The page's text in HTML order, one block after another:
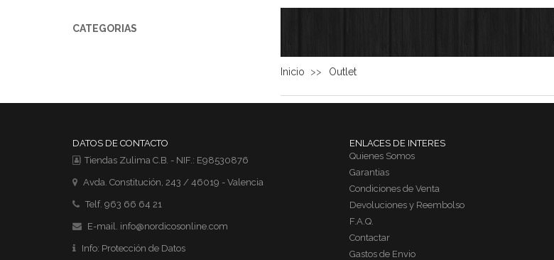
CATEGORIAS
Inicio >> Outlet
DATOS DE CONTACTO
Tiendas Zulima C.B. - NIF.: E98530876
Avda. Constitución, 243 / 46019 - Valencia
Telf. 963 66 64 21
E-mail. info@nordicosonline.com
Info: Protección de Datos
ENLACES DE INTERES
Quienes Somos
Garantias
Condiciones de Venta
Devoluciones y Reembolso
F.A.Q.
Contactar
Gastos de Envio